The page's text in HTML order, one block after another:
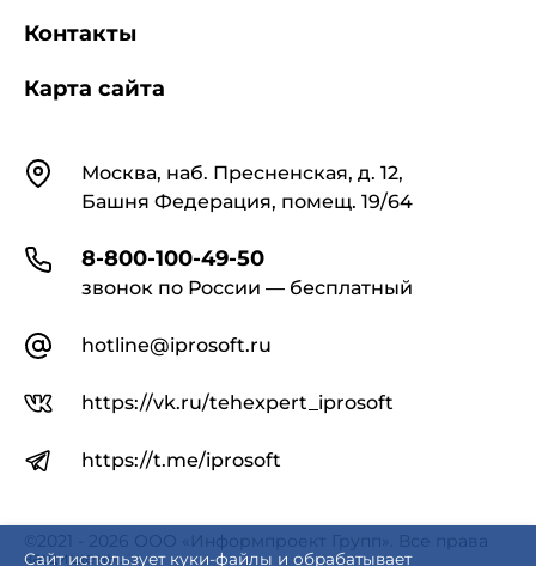
Сайт использует куки-файлы и обрабатывает
КонтактыМосква, наб. Пресненская, д. 12,
Башня Федерация, помещ. 19/64
8-800-100-49-50
звонок по России — бесплатный
hotline@iprosoft.ru
https://vk.ru/tehexpert_iprosoft
https://t.me/iprosoft
Контакты
Карта сайта
©2021 - 2026 ООО «Информпроект Групп». Все права
защищены.